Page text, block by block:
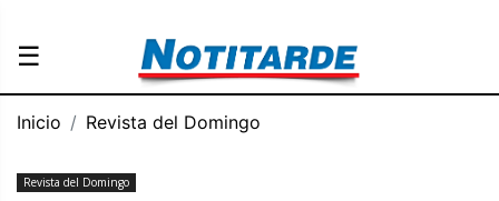
☰
Inicio Revista del Domingo
Revista del Domingo